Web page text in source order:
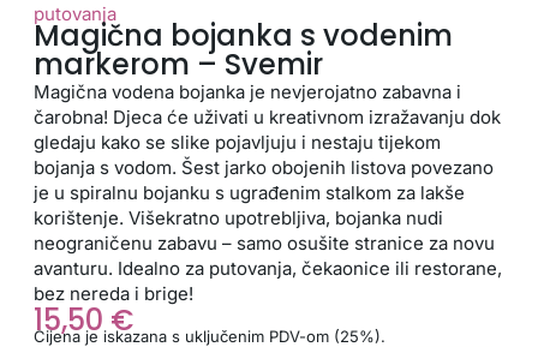
putovanja
Magična bojanka s vodenim
markerom – Svemir
Magična vodena bojanka je nevjerojatno zabavna i
čarobna! Djeca će uživati u kreativnom izražavanju dok
gledaju kako se slike pojavljuju i nestaju tijekom
bojanja s vodom. Šest jarko obojenih listova povezano
je u spiralnu bojanku s ugrađenim stalkom za lakše
korištenje. Višekratno upotrebljiva, bojanka nudi
neograničenu zabavu – samo osušite stranice za novu
avanturu. Idealno za putovanja, čekaonice ili restorane,
bez nereda i brige!
15,50€
Cijena je iskazana s uključenim PDV-om (25%).